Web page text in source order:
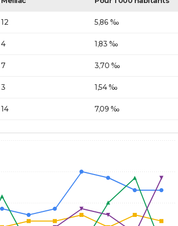
12 5,86 ‰
4 1,83 ‰
7 3,70 ‰
3 1,54 ‰
14 7,09 ‰